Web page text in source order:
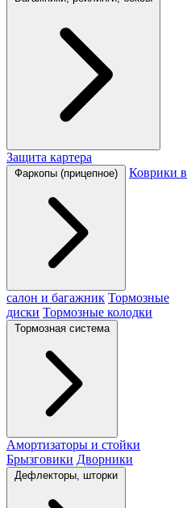
Защита картера
Фаркопы (прицепное) Коврики в
салон и багажник Тормозные
диски Тормозные колодки
Тормозная система
Амортизаторы и стойки
Брызговики Дворники
Дефлекторы, шторки